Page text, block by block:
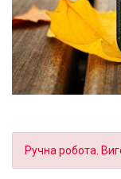
Ручна робота.